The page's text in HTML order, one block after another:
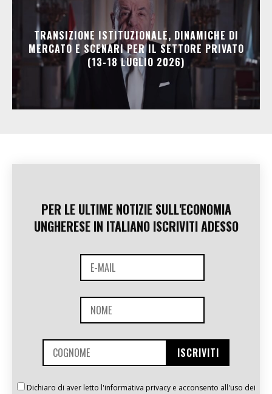
TRANSIZIONE ISTITUZIONALE, DINAMICHE DI
MERCATO E SCENARI PER IL SETTORE PRIVATO
(13-18 LUGLIO 2026)
PER LE ULTIME NOTIZIE SULL'ECONOMIA
UNGHERESE IN ITALIANO ISCRIVITI ADESSO
Dichiaro di aver letto l'informativa privacy e acconsento all'uso dei